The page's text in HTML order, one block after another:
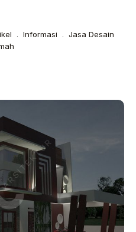
.Informasi .Jasa Desain